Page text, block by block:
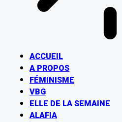
ACCUEIL
A PROPOS
FÉMINISME
VBG
ELLE DE LA SEMAINE
ALAFIA